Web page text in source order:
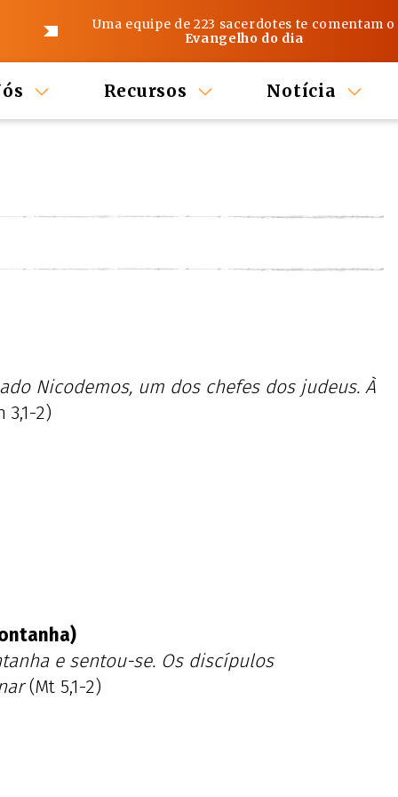
Uma equipe de 223 sacerdotes te comentam o
Evangelho do dia
Recursos Notícia
Nicodemos, um dos chefes dos judeus. À
3,1-2)
e sentou-se. Os discípulos
(Mt 5,1-2)